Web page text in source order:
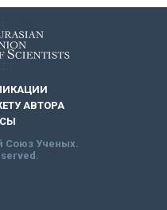
АВТОРА
Союз Ученых.